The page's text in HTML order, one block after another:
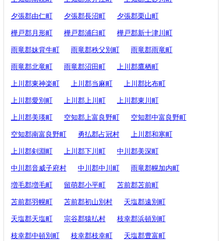
夕張郡由仁町 夕張郡長沼町 夕張郡栗山町
樺戸郡月形町 樺戸郡浦臼町 樺戸郡新十津川町
雨竜郡妹背牛町 雨竜郡秩父別町 雨竜郡雨竜町
雨竜郡北竜町 雨竜郡沼田町 上川郡鷹栖町
上川郡東神楽町 上川郡当麻町 上川郡比布町
上川郡愛別町 上川郡上川町 上川郡東川町
上川郡美瑛町 空知郡上富良野町 空知郡中富良野町
空知郡南富良野町 勇払郡占冠村 上川郡和寒町
上川郡剣淵町 上川郡下川町 中川郡美深町
中川郡音威子府村 中川郡中川町 雨竜郡幌加内町
増毛郡増毛町 留萌郡小平町 苫前郡苫前町
苫前郡羽幌町 苫前郡初山別村 天塩郡遠別町
天塩郡天塩町 宗谷郡猿払村 枝幸郡浜頓別町
枝幸郡中頓別町 枝幸郡枝幸町 天塩郡豊富町